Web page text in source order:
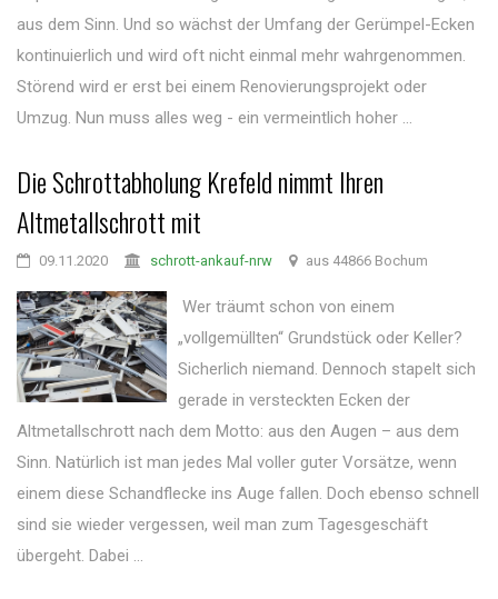
aus dem Sinn. Und so wächst der Umfang der Gerümpel-Ecken
kontinuierlich und wird oft nicht einmal mehr wahrgenommen.
Störend wird er erst bei einem Renovierungsprojekt oder
Umzug. Nun muss alles weg - ein vermeintlich hoher ...
Die Schrottabholung Krefeld nimmt Ihren
Altmetallschrott mit
09.11.2020 schrott-ankauf-nrw aus 44866 Bochum
Wer träumt schon von einem
„vollgemüllten“ Grundstück oder Keller?
Sicherlich niemand. Dennoch stapelt sich
gerade in versteckten Ecken der
Altmetallschrott nach dem Motto: aus den Augen – aus dem
Sinn. Natürlich ist man jedes Mal voller guter Vorsätze, wenn
einem diese Schandflecke ins Auge fallen. Doch ebenso schnell
sind sie wieder vergessen, weil man zum Tagesgeschäft
übergeht. Dabei ...